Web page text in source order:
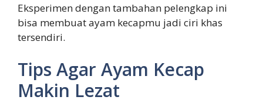
Eksperimen dengan tambahan pelengkap ini
bisa membuat ayam kecapmu jadi ciri khas
tersendiri.
Tips Agar Ayam Kecap
Makin Lezat